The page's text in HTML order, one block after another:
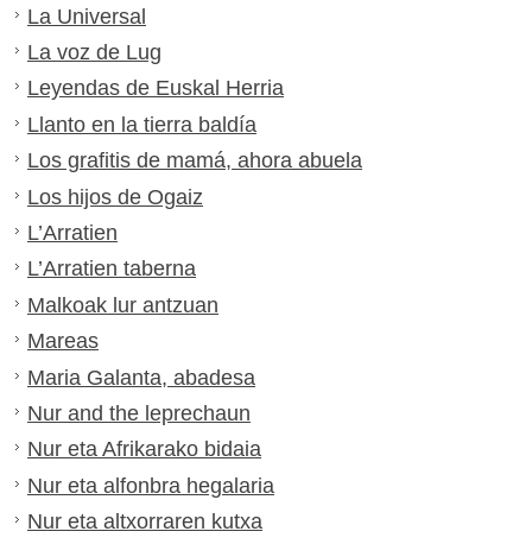
La Universal
La voz de Lug
Leyendas de Euskal Herria
Llanto en la tierra baldía
Los grafitis de mamá, ahora abuela
Los hijos de Ogaiz
L’Arratien
L’Arratien taberna
Malkoak lur antzuan
Mareas
Maria Galanta, abadesa
Nur and the leprechaun
Nur eta Afrikarako bidaia
Nur eta alfonbra hegalaria
Nur eta altxorraren kutxa